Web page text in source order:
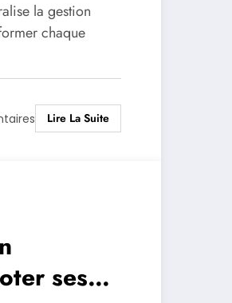
la gestion
chaque
Lire La Suite
ses